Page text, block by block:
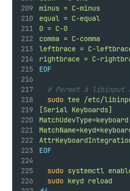
minus = C-minus
equal = C-equal
0 = C-0
comma = C-comma
leftbrace = C-
rightbrace = C-
EOF
# Permet à libinput
sudo tee /etc/
[Serial Keyboards]
MatchUdevType=keyboard
EOF
sudo systemctl
sudo keyd reload